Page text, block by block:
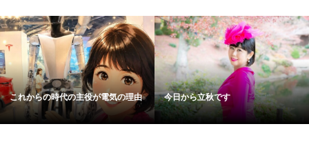
これからの時代の主役が電気の理由 今日から立秋です